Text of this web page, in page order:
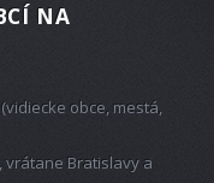
NA
obce, mestá,
vrátane Bratislavy a